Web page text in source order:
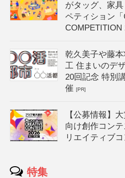
がタッグ、家
ペティション
乾久美子や藤
工 住まいのデ
20回記念 特別
催[PR]
【公募情報】
向け創作コン
リエイティブ
特集